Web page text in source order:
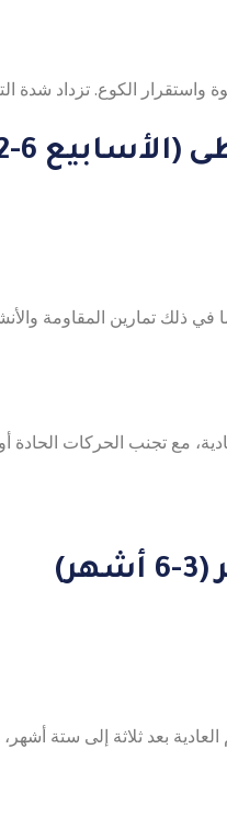
الكوع. تزداد شدة
في ذلك تمارين المقاومة
مع تجنب الحركات
بعد ثلاثة إلى ستة